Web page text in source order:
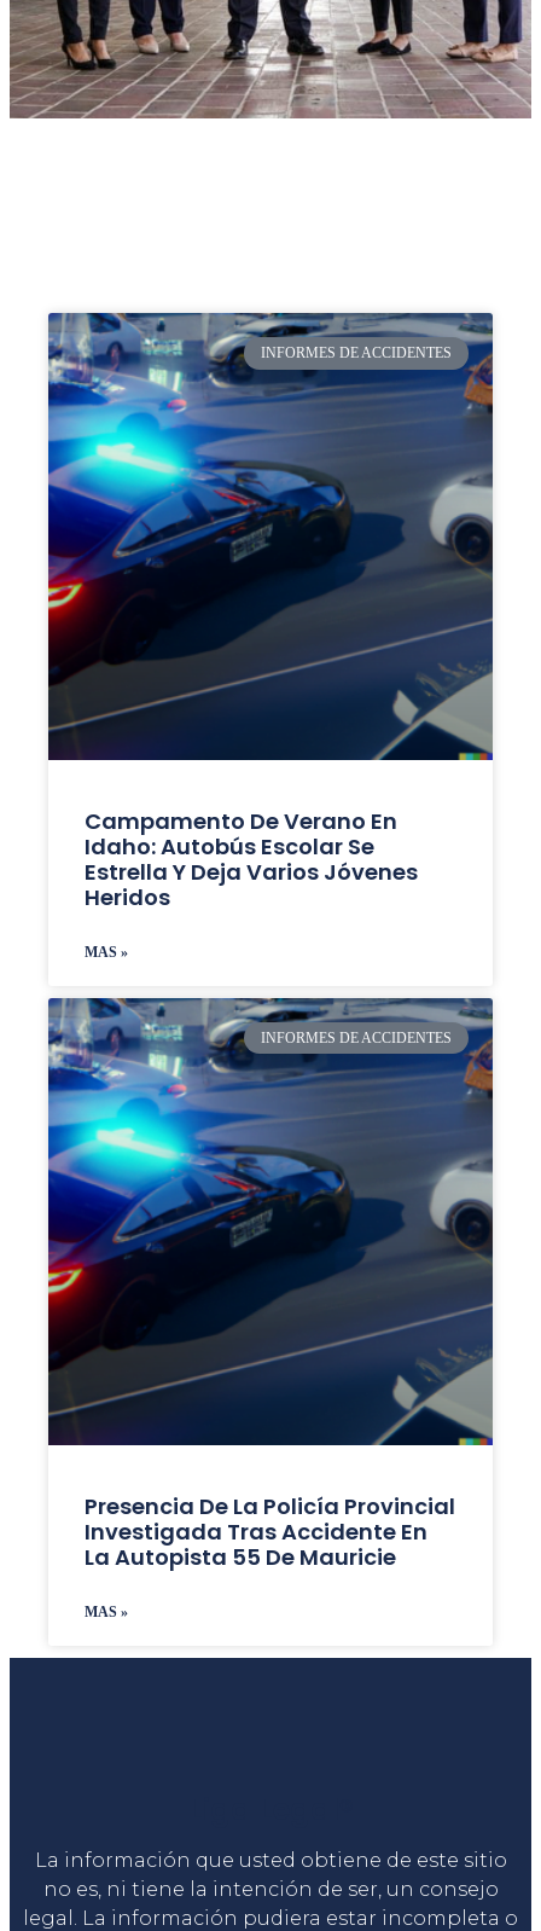
INFORMES DE ACCIDENTES
Campamento De Verano En
Idaho: Autobús Escolar Se
Estrella Y Deja Varios Jóvenes
Heridos
MAS »
INFORMES DE ACCIDENTES
Presencia De La Policía Provincial
Investigada Tras Accidente En
La Autopista 55 De Mauricie
MAS »
La información que usted obtiene de este sitio
no es, ni tiene la intención de ser, un consejo
legal. La información pudiera estar incompleta o